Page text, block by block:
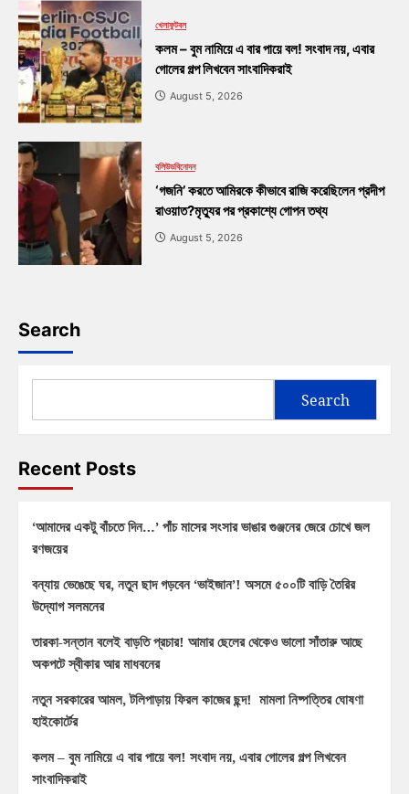
খেলাফুটবল
কলম – বুম নামিয়ে এ বার পায়ে বল! সংবাদ নয়, এবার
গোলের গল্প লিখবেন সাংবাদিকরাই
August 5, 2026
বলিউডবিনোদন
‘গজনি’ করতে আমিরকে কীভাবে রাজি করেছিলেন প্রদীপ
রাওয়াত?মৃত্যুর পর প্রকাশ্যে গোপন তথ্য
August 5, 2026
Search
Search
Recent Posts
‘আমাদের একটু বাঁচতে দিন…’ পাঁচ মাসের সংসার ভাঙার গুঞ্জনের জেরে চোখে জল
রণজয়ের
বন্যায় ভেঙেছে ঘর, নতুন ছাদ গড়বেন ‘ভাইজান’! অসমে ৫০০টি বাড়ি তৈরির
উদ্যোগ সলমনের
তারকা-সন্তান বলেই বাড়তি প্রচার! আমার ছেলের থেকেও ভালো সাঁতারু আছে
অকপটে স্বীকার আর মাধবনের
নতুন সরকারের আমল, টলিপাড়ায় ফিরল কাজের ছন্দ! মামলা নিষ্পত্তির ঘোষণা
হাইকোর্টের
কলম – বুম নামিয়ে এ বার পায়ে বল! সংবাদ নয়, এবার গোলের গল্প লিখবেন
সাংবাদিকরাই